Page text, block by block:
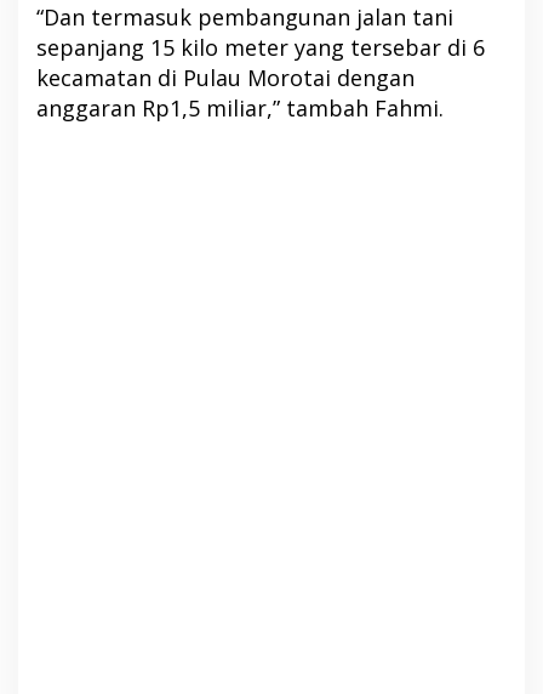
“Dan termasuk pembangunan jalan tani
sepanjang 15 kilo meter yang tersebar di 6
kecamatan di Pulau Morotai dengan
anggaran Rp1,5 miliar,” tambah Fahmi.